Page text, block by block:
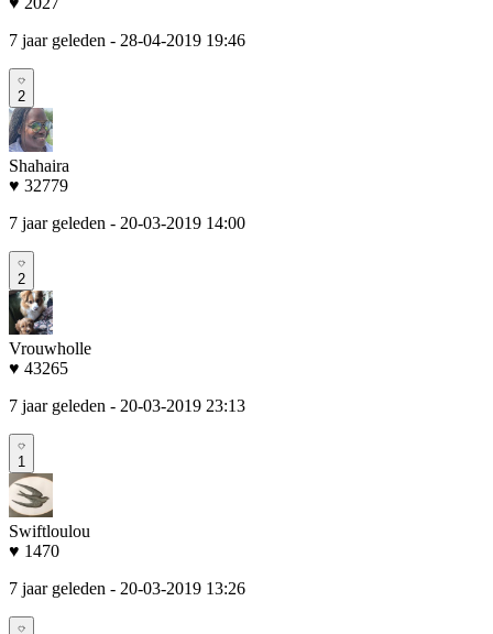
7 jaar geleden - 28-04-2019 19:46
2
Shahaira
♥ 32779
7 jaar geleden - 20-03-2019 14:00
2
Vrouwholle
♥ 43265
7 jaar geleden - 20-03-2019 23:13
1
Swiftloulou
♥ 1470
7 jaar geleden - 20-03-2019 13:26